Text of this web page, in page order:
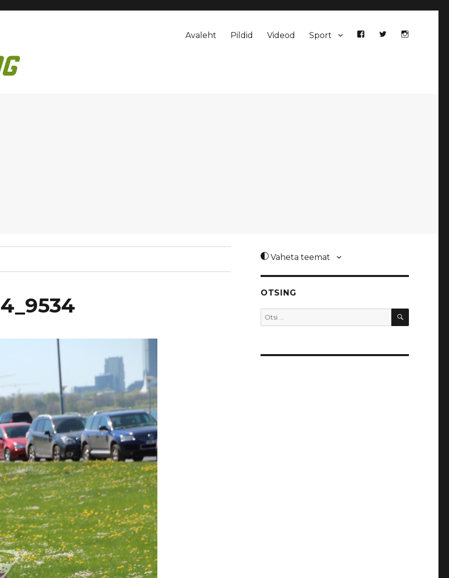
Avaleht Pildid Videod Sport
Vaheta teemat
OTSING
Otsi: OTSI